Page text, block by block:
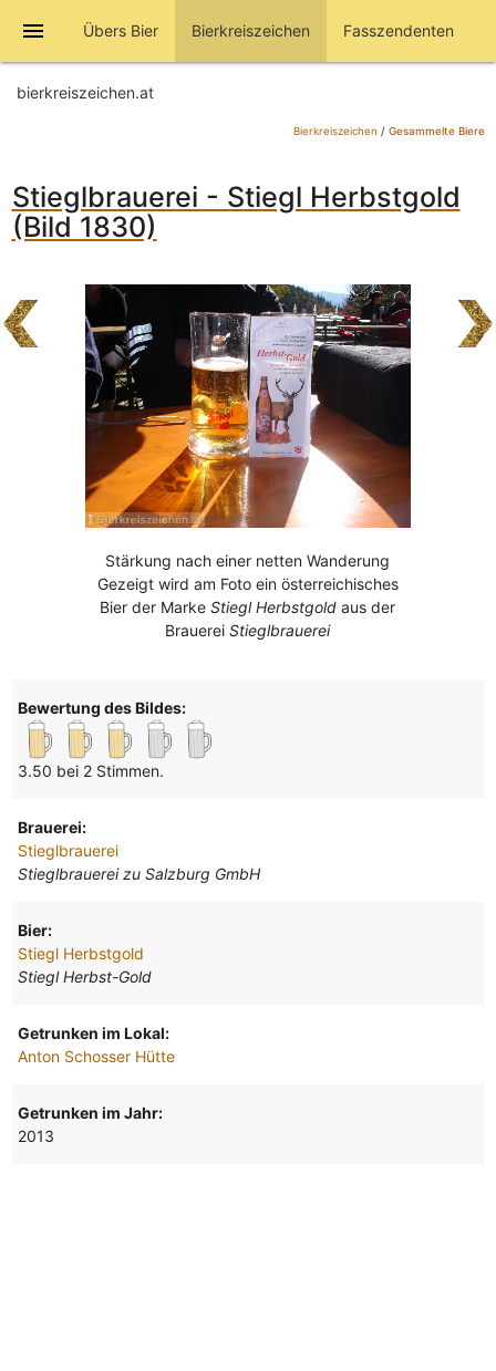
menu Übers Bier Bierkreiszeichen Fasszendenten
bierkreiszeichen.at
Bierkreiszeichen / Gesammelte Biere
Stieglbrauerei - Stiegl Herbstgold
(Bild 1830)
Stärkung nach einer netten Wanderung
Gezeigt wird am Foto ein österreichisches
Bier der MarkeStiegl Herbstgold aus der
BrauereiStieglbrauerei
Bewertung des Bildes:
3.50 bei 2 Stimmen.
Brauerei:
Stieglbrauerei
Stieglbrauerei zu Salzburg GmbH
Bier:
Stiegl Herbstgold
Stiegl Herbst-Gold
Getrunken im Lokal:
Anton Schosser Hütte
Getrunken im Jahr:
2013